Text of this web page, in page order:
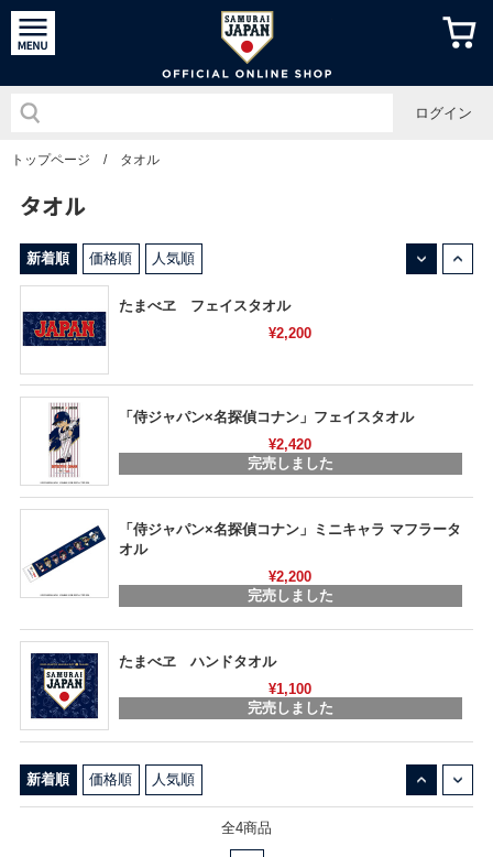
侍ジャパ
ログイン
トップページ / タオル
タオル
新着順 価格順 人気順
たまべヱ フェイスタオル
¥2,200
「侍ジャパン×名探偵コナン」フェイスタオル
¥2,420
完売しました
「侍ジャパン×名探偵コナン」ミニキャラ マフラータ
オル
¥2,200
完売しました
たまべヱ ハンドタオル
¥1,100
完売しました
新着順 価格順 人気順
全4商品